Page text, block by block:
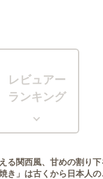
レビュアー
ランキング
る関西風、甘めの割り下
き」は古くから日本人の